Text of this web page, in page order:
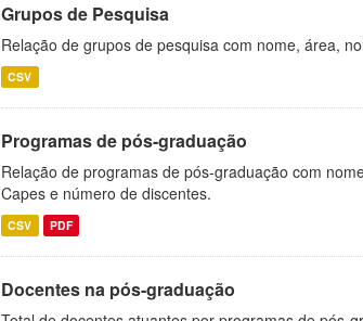
Grupos de Pesquisa
Relação de grupos de pesquisa com nome, área,
CSV
Programas de pós-graduação
Relação de programas de pós-graduação com
Capes e número de discentes.
CSV PDF
Docentes na pós-graduação